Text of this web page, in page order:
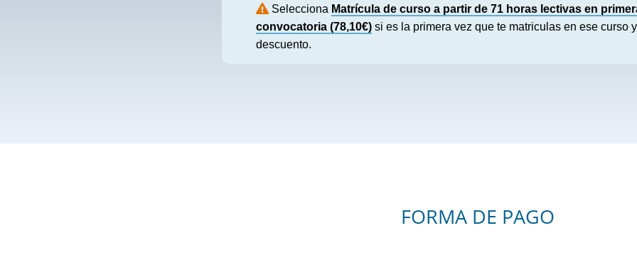
Selecciona Matrícula de curso a partir de 71 horas lectivas en
convocatoria (78,10€) si es la primera vez que te matriculas en ese curso
descuento.
FORMA DE PAGO